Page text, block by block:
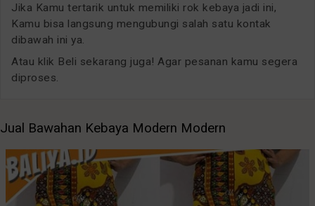
Jika Kamu tertarik untuk memiliki rok kebaya jadi ini,
Kamu bisa langsung mengubungi salah satu kontak
dibawah ini ya.
Atau klik Beli sekarang juga! Agar pesanan kamu segera
diproses.
Jual Bawahan Kebaya Modern Modern